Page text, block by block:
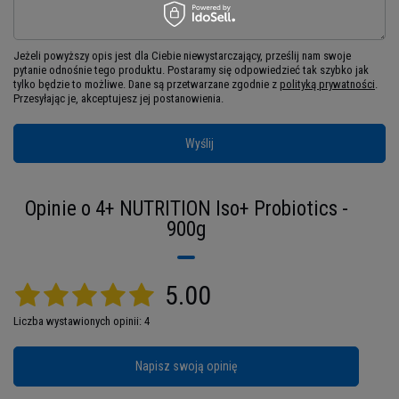
warunkach środowiskowych: dzięki temu B.
Coagulans i B. subtilis można
równowagę jelitową jak w idealnym
ekosystemie.
Prebiotyki te przyśpieszają i
zwiększają również wchłanialność białka, a także
Jeden z najlepszych izolatów
białka na rynku!
ISO+ Probiotics
to aktualnie najlepszy izolat
Jeżeli powyższy opis jest dla Ciebie niewystarczający, prześlij nam swoje
pytanie odnośnie tego produktu. Postaramy się odpowiedzieć tak szybko jak
tylko będzie to możliwe. Dane są przetwarzane zgodnie z polityką prywatności
Przesyłając je, akceptujesz jej postanowienia.
Wyślij
Opinie o 4+ NUTRITION Iso+ Probiotics -
900g
5.00
Liczba wystawionych opinii: 4
Napisz swoją opinię